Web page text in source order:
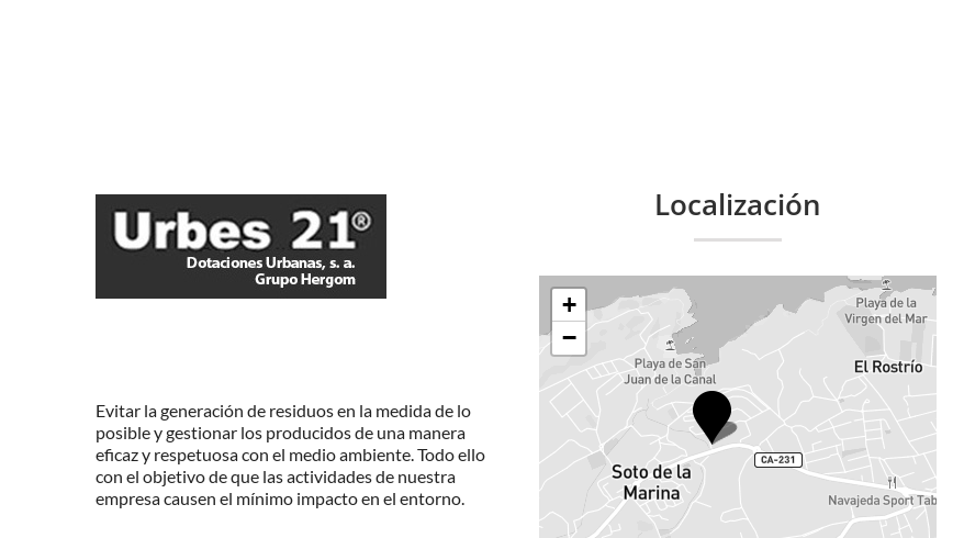
Evitar la generación de residuos en la medida de lo
posible y gestionar los producidos de una manera
eficaz y respetuosa con el medio ambiente. Todo ello
con el objetivo de que las actividades de nuestra
empresa causen el mínimo impacto en el entorno.
Localización
+
−